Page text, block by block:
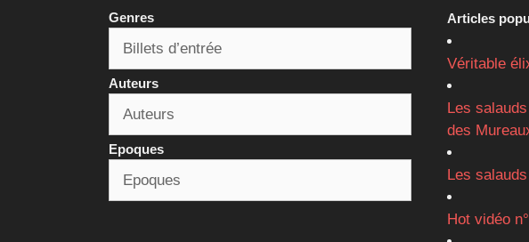
Genres
Auteurs
Epoques
Articles
Véritable
Les
des
Les
Hot vidéo